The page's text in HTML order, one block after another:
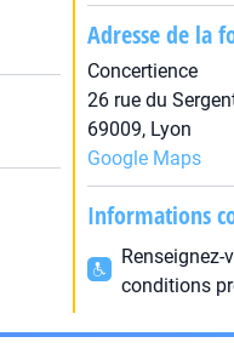
Adresse de la
Concertience
26 rue du
69009, Lyon
Google Maps
Informations
conditions